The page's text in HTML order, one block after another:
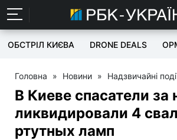
ОБСТРІЛ КИЄВА DRONE DEALS
Головна » Новини » Надзвичайні
В Киеве спасатели за
ликвидировали 4
ртутных ламп